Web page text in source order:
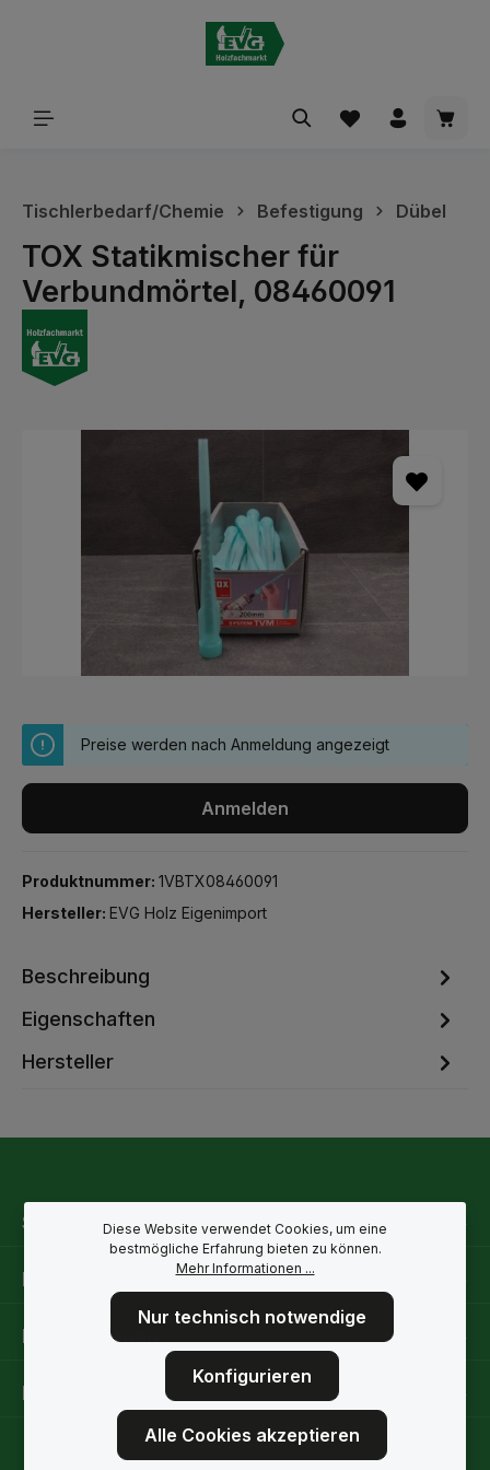
Tischlerbedarf/Chemie Befestigung Dübel
TOX Statikmischer für
Verbundmörtel, 08460091
Bildergalerie überspringen
Preise werden nach Anmeldung angezeigt
Anmelden
Produktnummer: 1VBTX08460091
Hersteller: EVG Holz Eigenimport
Beschreibung
Eigenschaften
Hersteller
Service-Hotline
Rechtliche Hinweise
Informationen
Folge uns
Diese Website verwendet Cookies, um eine
bestmögliche Erfahrung bieten zu können.
Mehr Informationen ...
Nur technisch notwendige
Konfigurieren
Alle Cookies akzeptieren